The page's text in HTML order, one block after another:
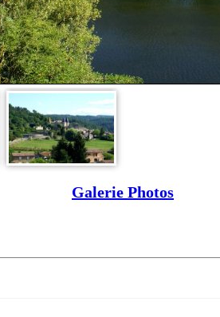
Galerie Photos